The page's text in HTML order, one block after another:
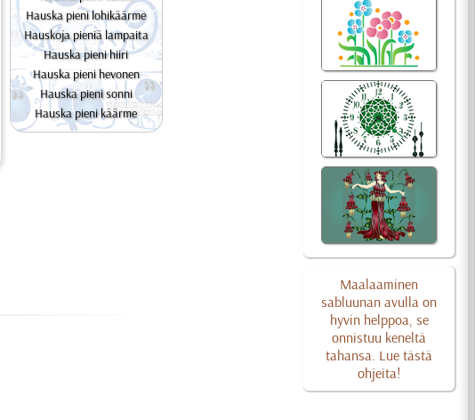
Maalaaminen
sabluunan avulla on
hyvin helppoa, se
onnistuu keneltä
tahansa. Lue tästä
ohjeita!
Hauska pieni lohikäärme
Hauskoja pieniä lampaita
Hauska pieni hiiri
Hauska pieni hevonen
Hauska pieni sonni
Hauska pieni käärme